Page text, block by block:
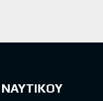
ΝΑΥΤΙΚΟΥ